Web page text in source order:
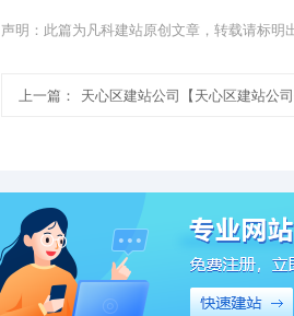
声明：此篇为凡科建站原创文章，转载请标明
上一篇： 天心区建站公司【天心区建站公